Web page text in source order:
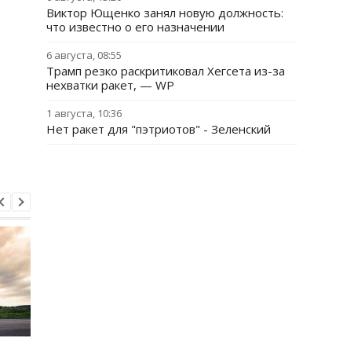
Виктор Ющенко занял новую должность:
что известно о его назначении
6 августа, 08:55
Трамп резко раскритиковал Хегсета из-за
нехватки ракет, — WP
1 августа, 10:36
Нет ракет для "пэтриотов" - Зеленский